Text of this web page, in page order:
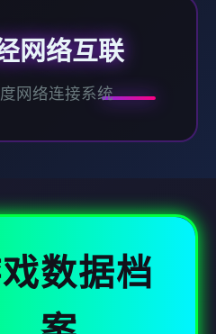
网络互联
网络连接系统
数据档